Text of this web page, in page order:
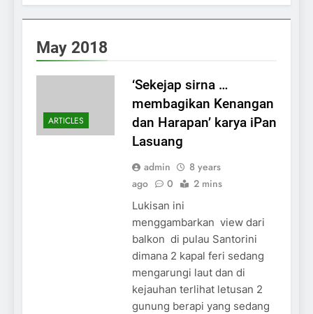
May 2018
ARTICLES
‘Sekejap sirna …
membagikan Kenangan
dan Harapan’ karya iPan
Lasuang
admin
8 years
ago
0 2 mins
Lukisan ini
menggambarkan view dari
balkon di pulau Santorini
dimana 2 kapal feri sedang
mengarungi laut dan di
kejauhan terlihat letusan 2
gunung berapi yang sedang